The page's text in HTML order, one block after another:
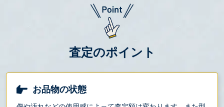
査定のポイント
お品物の状態